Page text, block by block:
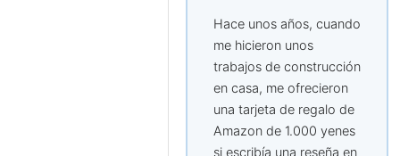
Hace unos años, cuando
me hicieron unos
trabajos de construcción
en casa, me ofrecieron
una tarjeta de regalo de
Amazon de 1.000 yenes
si escribía una reseña en